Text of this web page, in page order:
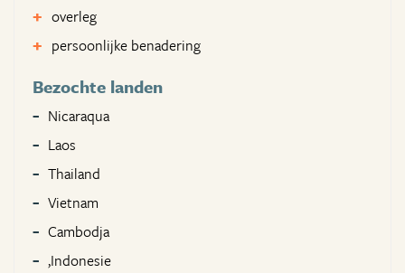
overleg
persoonlijke benadering
Bezochte landen
Nicaraqua
Laos
Thailand
Vietnam
Cambodja
,Indonesie